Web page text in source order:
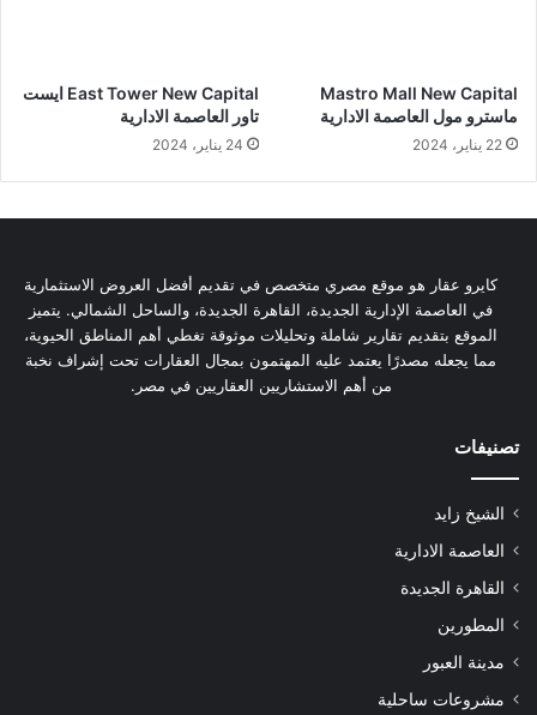
Mastro Mall New Capital
ماسترو مول العاصمة الادارية
22 يناير، 2024
East Tower New Capital ايست
تاور العاصمة الادارية
24 يناير، 2024
كايرو عقار هو موقع مصري متخصص في تقديم أفضل العروض الاستثمارية
في العاصمة الإدارية الجديدة، القاهرة الجديدة، والساحل الشمالي. يتميز
الموقع بتقديم تقارير شاملة وتحليلات موثوقة تغطي أهم المناطق الحيوية،
مما يجعله مصدرًا يعتمد عليه المهتمون بمجال العقارات تحت إشراف نخبة
من أهم الاستشاريين العقاريين في مصر.
تصنيفات
الشيخ زايد
العاصمة الادارية
القاهرة الجديدة
المطورين
مدينة العبور
مشروعات ساحلية